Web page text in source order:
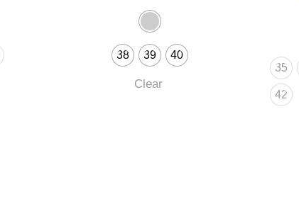
38 39 40
Clear
35
42